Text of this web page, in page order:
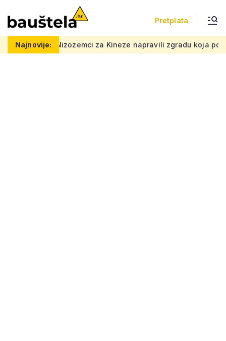
Pretplata
Najnovije:
za Kineze napravili zgradu koja pomiče granice, boje